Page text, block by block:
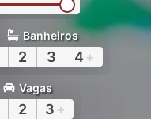
Banheiros
2 3 4 +
Vagas
2 3 +